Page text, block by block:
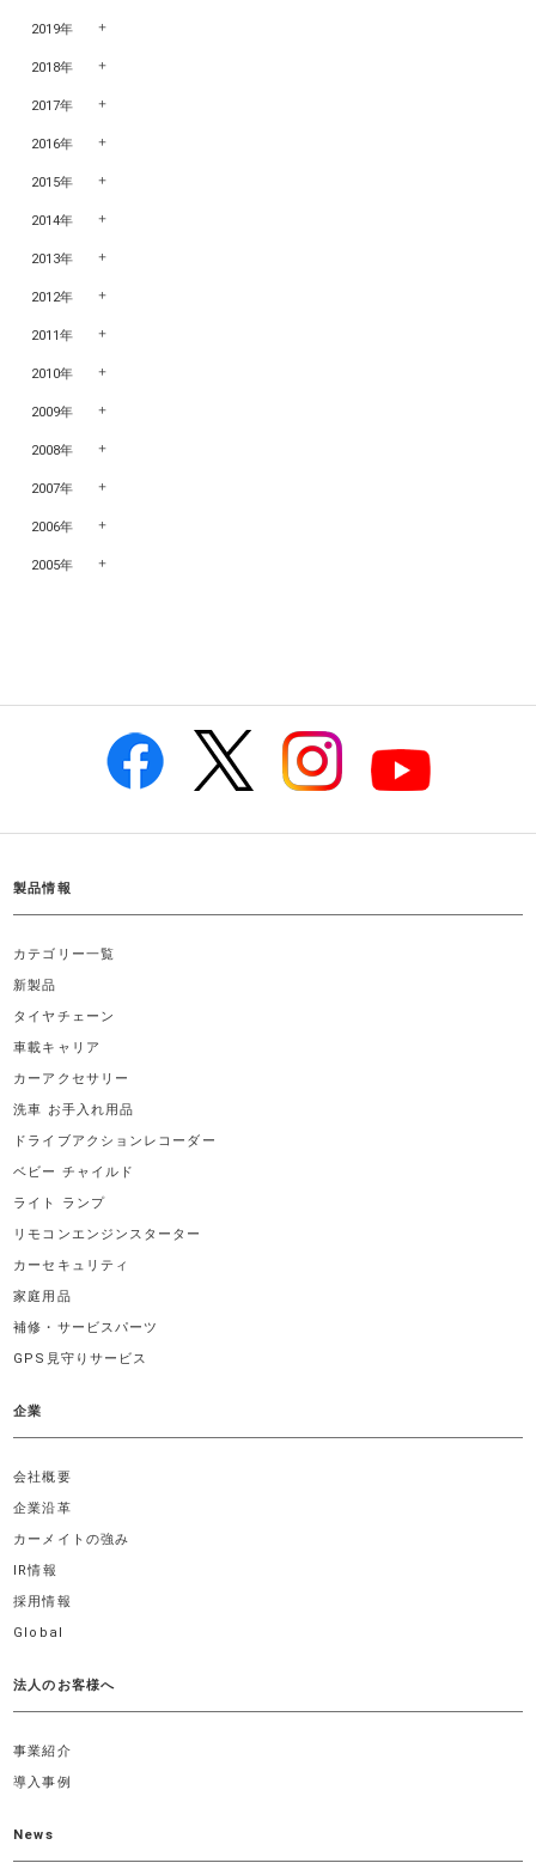
2019年
2018年
2017年
2016年
2015年
2014年
2013年
2012年
2011年
2010年
2009年
2008年
2007年
2006年
2005年
製品情報
カテゴリー一覧
新製品
タイヤチェーン
車載キャリア
カーアクセサリー
洗車 お手入れ用品
ドライブアクションレコーダー
ベビー チャイルド
ライト ランプ
リモコンエンジンスターター
カーセキュリティ
家庭用品
補修・サービスパーツ
GPS見守りサービス
企業
会社概要
企業沿革
カーメイトの強み
IR情報
採用情報
Global
法人のお客様へ
事業紹介
導入事例
News